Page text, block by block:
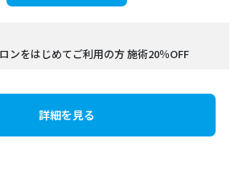
ンをはじめてご利用の方 施術20％OFF
詳細を見る